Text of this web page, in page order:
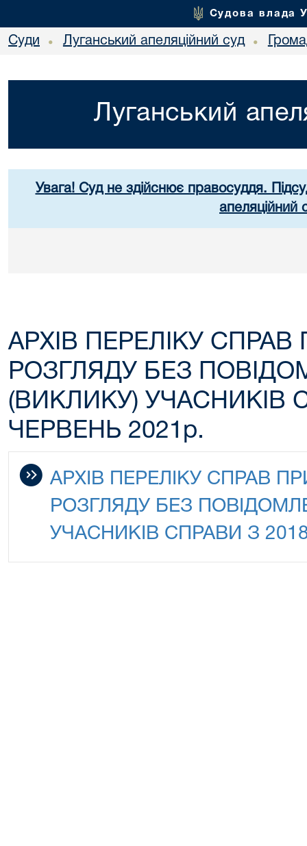
Судова влада
Суди • Луганський апеляційний суд •
Луганський
Увага! Суд не здійснює правосуддя.
апеляційний
АРХІВ ПЕРЕЛІКУ
РОЗГЛЯДУ БЕЗ
(ВИКЛИКУ) УЧАСНИКІВ
ЧЕРВЕНЬ 2021р.
АРХІВ ПЕРЕЛІКУ СПРАВ
РОЗГЛЯДУ БЕЗ
УЧАСНИКІВ СПРАВИ З